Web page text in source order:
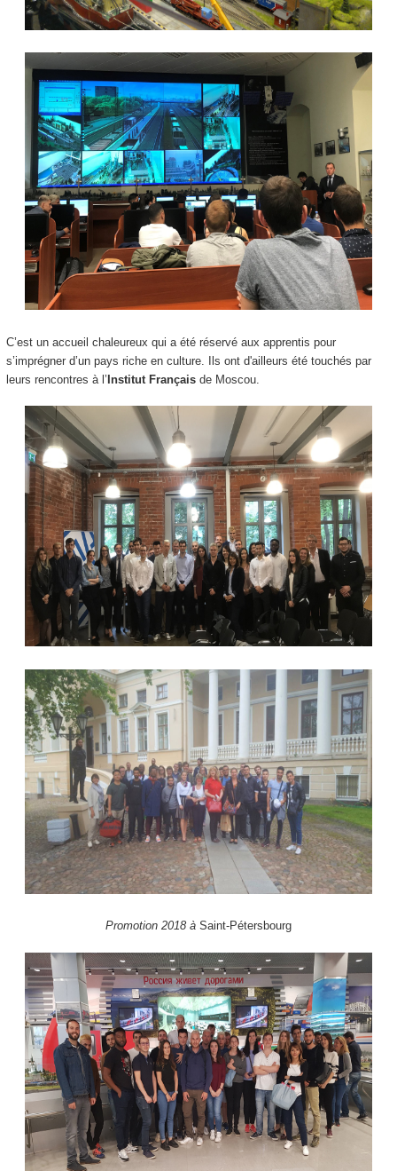
C’est un accueil chaleureux qui a été réservé aux apprentis pour
s’imprégner d’un pays riche en culture. Ils ont d'ailleurs été touchés par
leurs rencontres à l’ Institut Françaisde Moscou.
Promotion 2018 à Saint-Pétersbourg